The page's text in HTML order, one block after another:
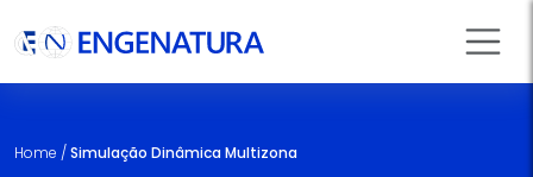
Home /Simulação Dinâmica Multizona